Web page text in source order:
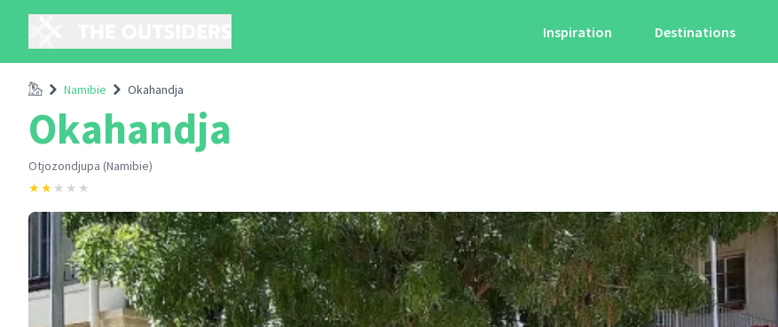
Inspiration Destinations
AccueilNamibie Okahandja
Okahandja
Otjozondjupa (Namibie)
★★ ★ ★ ★